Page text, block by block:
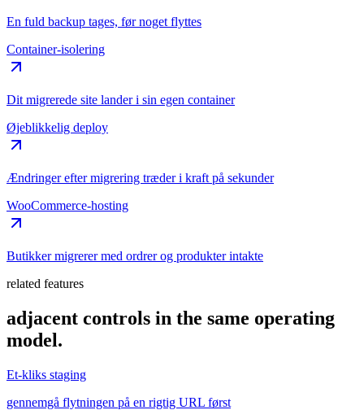
En fuld backup tages, før noget flyttes
Container-isolering
Dit migrerede site lander i sin egen container
Øjeblikkelig deploy
Ændringer efter migrering træder i kraft på sekunder
WooCommerce-hosting
Butikker migrerer med ordrer og produkter intakte
related features
adjacent controls in the same operating
model.
Et-kliks staging
gennemgå flytningen på en rigtig URL først